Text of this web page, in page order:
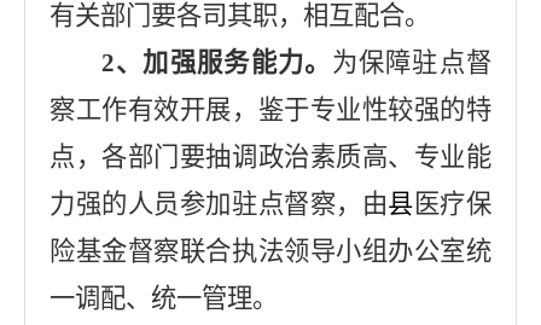
有关部门要各司其职，相互配合。
2、加强服务能力。 为保障驻点督
察工作有效开展，鉴于专业性较强的特
点，各部门要抽调政治素质高、专业能
力强的人员参加驻点督察，由县 医疗保
险基金督察联合执法领导小组办公室统
一调配、统一管理。